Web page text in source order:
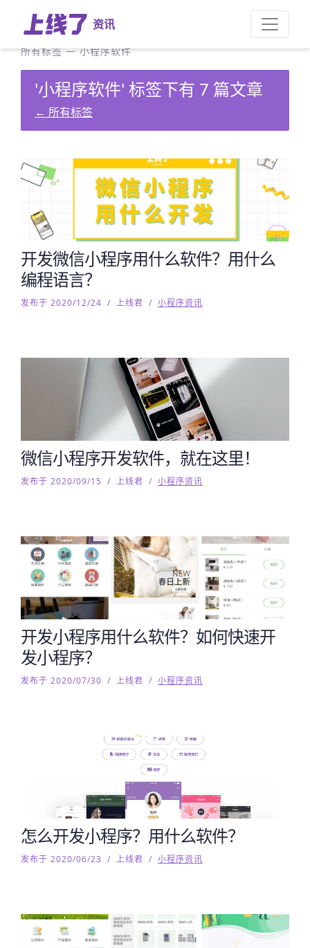
资讯
所有标签—小程序软件
'小程序软件' 标签下有 7 篇文章
← 所有标签
开发微信小程序用什么软件？用什么
编程语言？
发布于 2020/12/24 / 上线君 / 小程序资讯
微信小程序开发软件，就在这里！
发布于 2020/09/15 / 上线君 / 小程序资讯
开发小程序用什么软件？如何快速开
发小程序？
发布于 2020/07/30 / 上线君 / 小程序资讯
怎么开发小程序？用什么软件？
发布于 2020/06/23 / 上线君 / 小程序资讯